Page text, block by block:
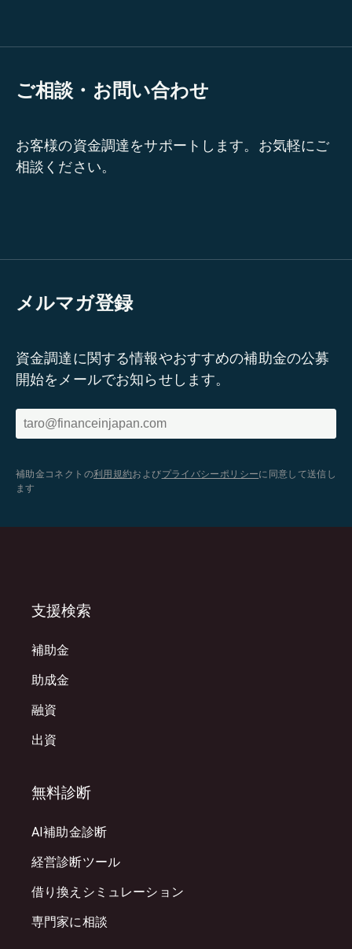
ご相談・お問い合わせ
お客様の資金調達をサポートします。お気軽にご
相談ください。
メルマガ登録
資金調達に関する情報やおすすめの補助金の公募
開始をメールでお知らせします。
補助金コネクトの利用規約およびプライバシーポリシーに同意して送信し
ます
支援検索
補助金
助成金
融資
出資
無料診断
AI補助金診断
経営診断ツール
借り換えシミュレーション
専門家に相談